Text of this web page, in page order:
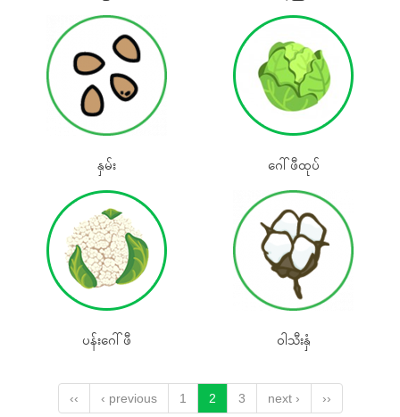
နှမ်း ‌‌‌ဂေါ်ဖီထုပ်
ပန်းဂေါ်ဖီ ၀ါသီးနှံ
‹‹ ‹ previous 1 2 3 next › ››